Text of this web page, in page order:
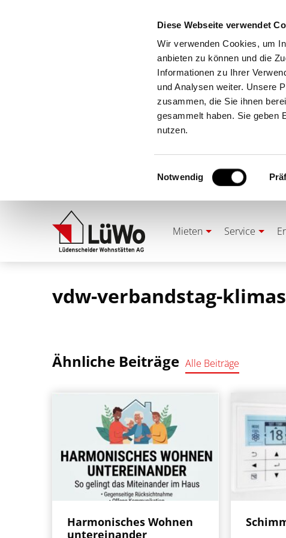
Diese Webseite verwendet
Wir verwenden Cookies, um
anbieten zu können und die
Informationen zu Ihrer
und Analysen weiter. Unsere
zusammen, die Sie ihnen
gesammelt haben. Sie geben
nutzen.
Einwilligungsauswahl
Notwendig
Mieten Service
vdw-verbandstag-
Ähnliche Beiträge Alle Beiträge
Harmonisches Wohnen
untereinander